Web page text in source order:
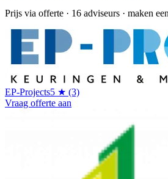
Prijs via offerte · 16 adviseurs · maken
EP-Projects5 ★ (3)
Vraag offerte aan